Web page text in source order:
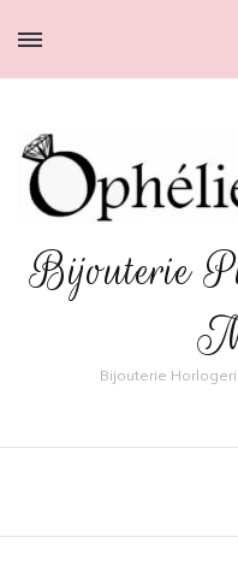
Bijouterie
Bijouterie